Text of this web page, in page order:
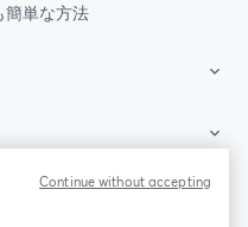
簡単な方法
Continue without accepting